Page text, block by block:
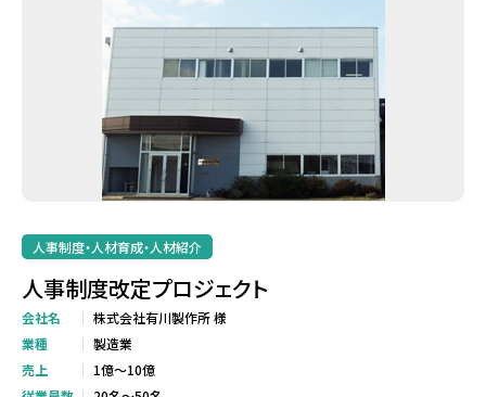
人事制度・人材育成・人材紹介
人事制度改定プロジェクト
会社名
株式会社有川製作所 様
業種
製造業
売上
1億～10億